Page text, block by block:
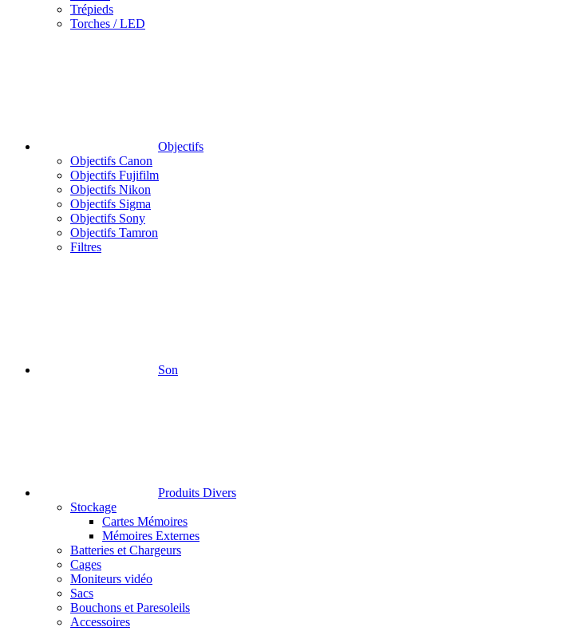
Trépieds
Torches / LED
Objectifs
Objectifs Canon
Objectifs Fujifilm
Objectifs Nikon
Objectifs Sigma
Objectifs Sony
Objectifs Tamron
Filtres
Son
Produits Divers
Stockage
Cartes Mémoires
Mémoires Externes
Batteries et Chargeurs
Cages
Moniteurs vidéo
Sacs
Bouchons et Paresoleils
Accessoires